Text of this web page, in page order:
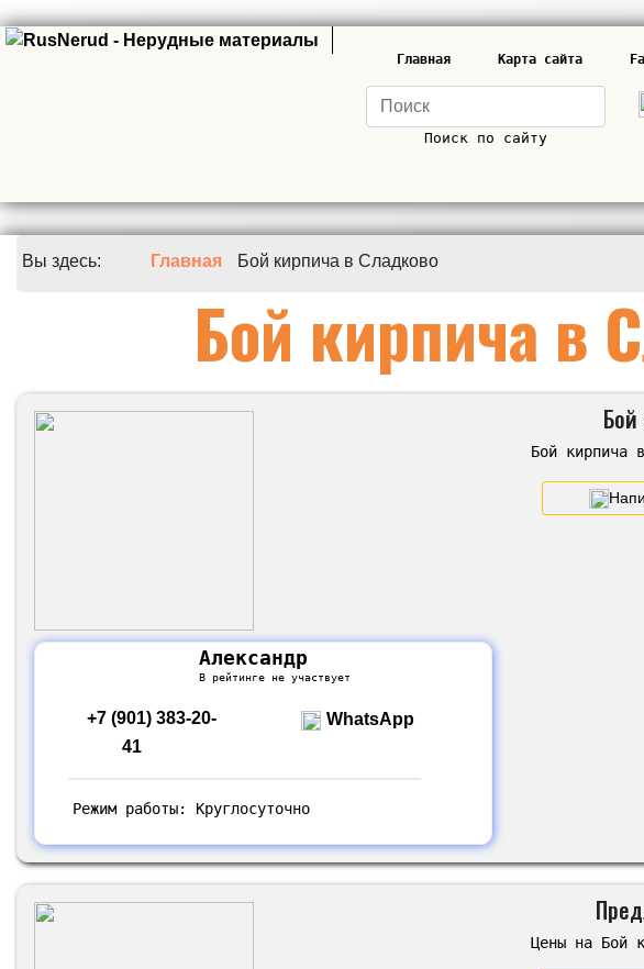
Главная Карта сайта
Поиск по сайту
Вы здесь: Главная Бой кирпича в Сладково
Бой кирпича в
Александр
В рейтинге не участвует
+7 (901) 383-20-
41
WhatsApp
Режим работы: Круглосуточно
Бой
Бой кирпича
Цены на Бой